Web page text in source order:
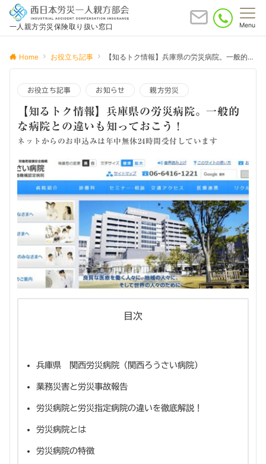
一人親方労災保険取り扱い窓口 Menu
Home お役立ち記事 【知るトク情報】兵庫県の労災病院。一般的な病院との違いも知っておこう！
お役立ち記事 お知らせ 親方労災
【知るトク情報】兵庫県の労災病院。一般的
な病院との違いも知っておこう！
ネットからのお申込みは年中無休24時間受付しています
目次
兵庫県 関西労災病院（関西ろうさい病院）
業務災害と労災事故報告
労災病院と労災指定病院の違いを徹底解説！
労災病院とは
労災病院の特徴